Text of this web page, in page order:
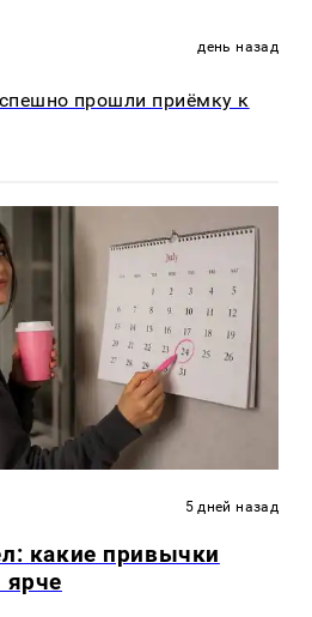
день назад
прошли приёмку к
5 дней назад
какие привычки